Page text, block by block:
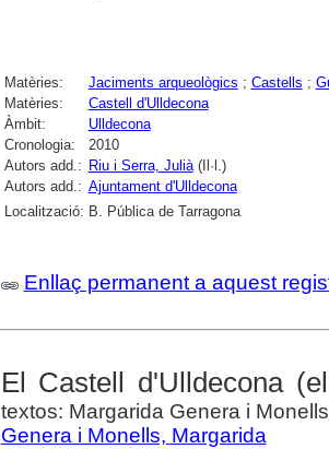
Matèries: Jaciments arqueològics ; Castells ;
Matèries:
Castell d'Ulldecona
Àmbit:
Ulldecona
Cronologia:
2010
Autors add.: Riu i Serra, Julià(Il·l.)
Autors add.: Ajuntament d'Ulldecona
Localització: B. Pública de Tarragona
Enllaç permanent a aquest
El Castell d'Ulldecona
textos: Margarida Genera i
Genera i Monells, Margarida